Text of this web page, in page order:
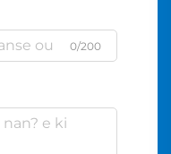
0/200